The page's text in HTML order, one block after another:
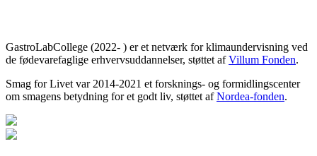
GastroLabCollege (2022- ) er et netværk for klimaundervisning ved
de fødevarefaglige erhvervsuddannelser, støttet afVillum Fonden.
Smag for Livet var 2014-2021 et forsknings- og formidlingscenter
om smagens betydning for et godt liv, støttet afNordea-fonden.